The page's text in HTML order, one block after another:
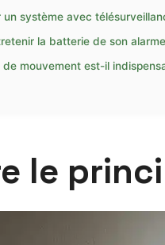
un système avec
la batterie de son
mouvement est-il
le